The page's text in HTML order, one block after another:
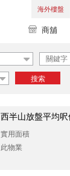
海外樓盤
商舖
搜索
西半山放盤平均呎
實用面積
此物業